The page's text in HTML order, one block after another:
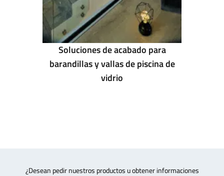
Soluciones de acabado para
barandillas y vallas de piscina de
vidrio
¿Desean pedir nuestros productos u obtener informaciones